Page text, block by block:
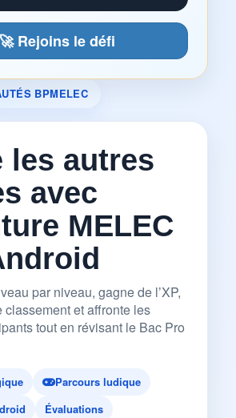
🚀 Rejoins le défi
BPMELEC
les autres
avec
MELEC
par niveau, gagne de l’XP,
classement et affronte les
tout en révisant le Bac Pro
Parcours ludique
Évaluations